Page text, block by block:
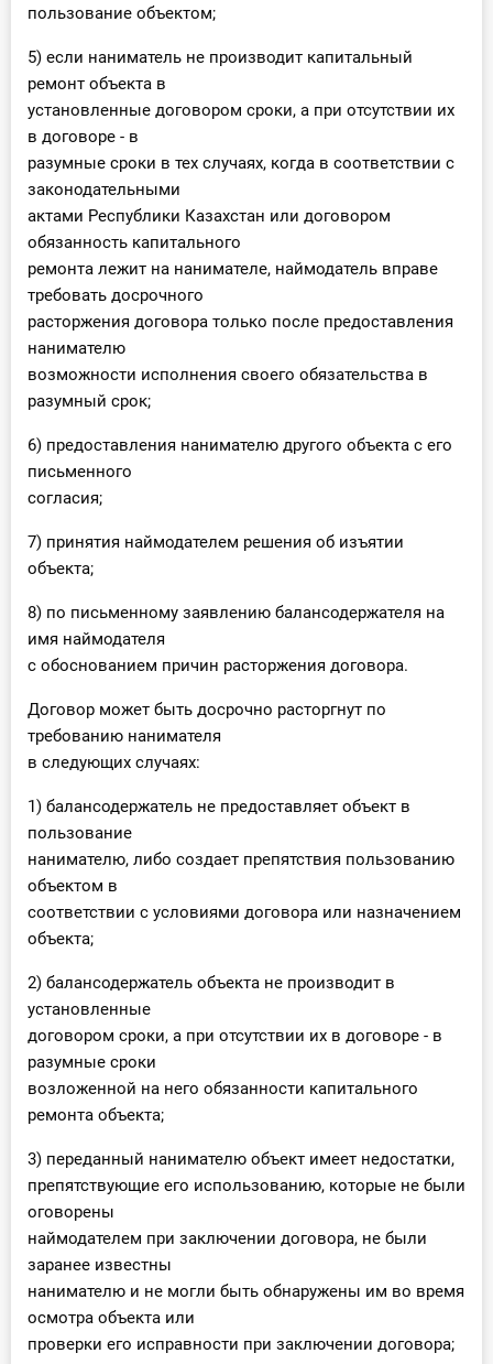
пользование объектом;
5) если наниматель не производит капитальный
ремонт объекта в
установленные договором сроки, а при отсутствии их
в договоре - в
разумные сроки в тех случаях, когда в соответствии с
законодательными
актами Республики Казахстан или договором
обязанность капитального
ремонта лежит на нанимателе, наймодатель вправе
требовать досрочного
расторжения договора только после предоставления
нанимателю
возможности исполнения своего обязательства в
разумный срок;
6) предоставления нанимателю другого объекта с его
письменного
согласия;
7) принятия наймодателем решения об изъятии
объекта;
8) по письменному заявлению балансодержателя на
имя наймодателя
с обоснованием причин расторжения договора.
Договор может быть досрочно расторгнут по
требованию нанимателя
в следующих случаях:
1) балансодержатель не предоставляет объект в
пользование
нанимателю, либо создает препятствия пользованию
объектом в
соответствии с условиями договора или назначением
объекта;
2) балансодержатель объекта не производит в
установленные
договором сроки, а при отсутствии их в договоре - в
разумные сроки
возложенной на него обязанности капитального
ремонта объекта;
3) переданный нанимателю объект имеет недостатки,
препятствующие его использованию, которые не были
оговорены
наймодателем при заключении договора, не были
заранее известны
нанимателю и не могли быть обнаружены им во время
осмотра объекта или
проверки его исправности при заключении договора;